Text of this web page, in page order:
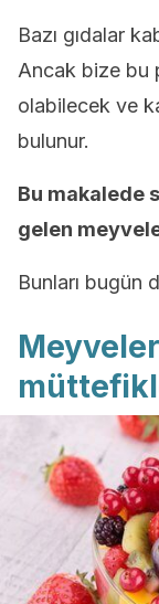
Bazı gıdalar
Ancak bize bu
olabilecek ve
bulunur.
Bu makalede
gelen
Bunları bugün